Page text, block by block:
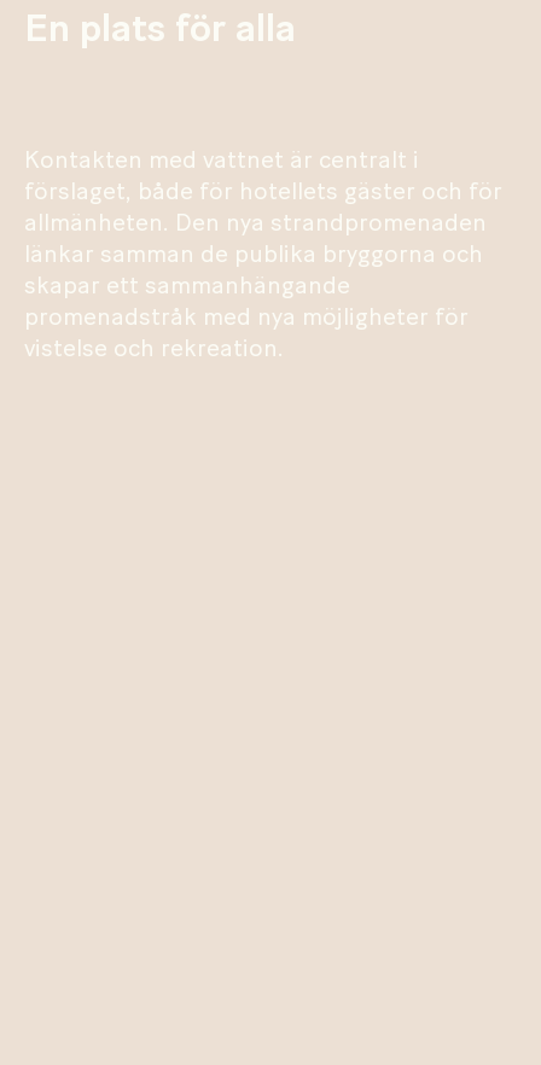
En plats för alla
Kontakten med vattnet är centralt i
förslaget, både för hotellets gäster och för
allmänheten. Den nya strandpromenaden
länkar samman de publika bryggorna och
skapar ett sammanhängande
promenadstråk med nya möjligheter för
vistelse och rekreation.